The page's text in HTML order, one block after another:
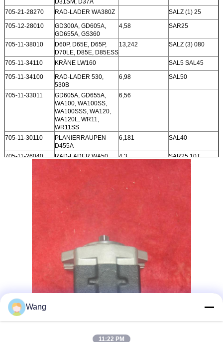
D31SM, D37A
705-21-28270 RAD-LADER WA380Z
SALZ (1) 25
705-12-28010
GD300A, GD605A,
GD655A, GS360
4,58 SAR25
705-11-38010
D60P, D65E, D65P,
D70LE, D85E, D85ESS
13,242 SALZ (3) 080
705-11-34110 KRÄNE LW160
SAL5 SAL45
705-11-34100
RAD-LADER 530,
530B
6,98 SAL50
705-11-33011
GD605A, GD655A,
WA100, WA100SS,
WA100SSS, WA120,
WA120L, WR11,
WR11SS
6,56
705-11-30110
PLANIERRAUPEN
D455A
6,181 SAL40
705-11-26040 RAD-LADER WA50 4,3
SAR25 10T
BAGGER PW150
GD605A, GS360
GD511A
Wang
11:22 PM